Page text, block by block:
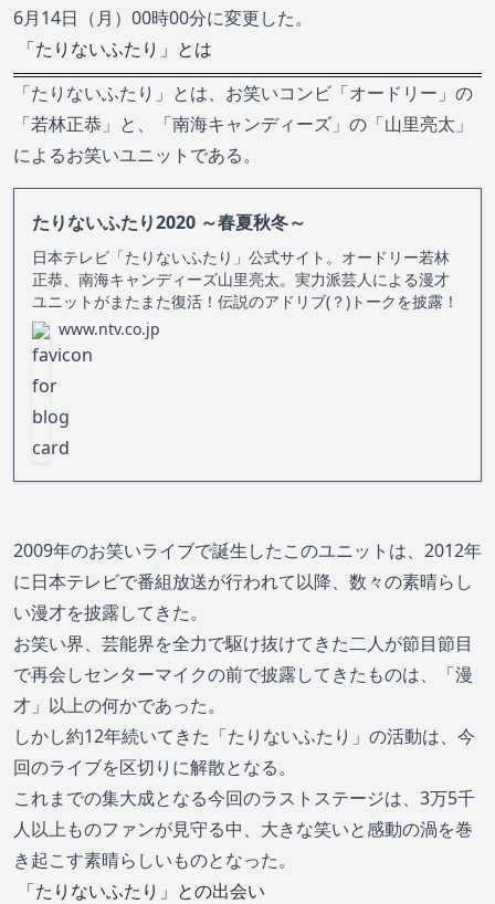
6月14日（月）00時00分に変更した。
「たりないふたり」とは
「たりないふたり」とは、お笑いコンビ「オードリー」の
「若林正恭」と、「南海キャンディーズ」の「山里亮太」
によるお笑いユニットである。
たりないふたり2020 ～春夏秋冬～
日本テレビ「たりないふたり」公式サイト。オードリー若林
正恭、南海キャンディーズ山里亮太。実力派芸人による漫才
ユニットがまたまた復活！伝説のアドリブ(？)トークを披露！
www.ntv.co.jp
2009年のお笑いライブで誕生したこのユニットは、2012年
に日本テレビで番組放送が行われて以降、数々の素晴らし
い漫才を披露してきた。
お笑い界、芸能界を全力で駆け抜けてきた二人が節目節目
で再会しセンターマイクの前で披露してきたものは、「漫
才」以上の何かであった。
しかし約12年続いてきた「たりないふたり」の活動は、今
回のライブを区切りに解散となる。
これまでの集大成となる今回のラストステージは、3万5千
人以上ものファンが見守る中、大きな笑いと感動の渦を巻
き起こす素晴らしいものとなった。
「たりないふたり」との出会い